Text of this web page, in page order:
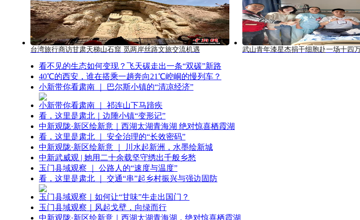
台湾旅行商访甘肃天梯山石窟 觅两岸丝路文旅交流机遇 武山青年漆星杰捐干细胞赴一场十四
看不见的生态如何变现？飞天碳走出一条“双碳”新路
40℃的西安，谁在搭乘一趟奔向21℃崆峒的慢列车？
小新带你看肃南 ｜ 巴尔斯小镇的“清凉经济”
小新带你看肃南 ｜ 祁连山下马蹄疾
看，这里是肃北｜边陲小镇“变形记”
中新观陇·新区绘新意｜西湖太湖青海湖 绝对惊喜栖霞湖
看，这里是肃北 ｜ 安全治理的“长效密码”
中新观陇·新区绘新意 ｜ 川水起新洲，水墨绘新城
中新武威观 | 她用二十余载坚守绣出千般乡愁
玉门县域观察 ｜ 公路人的“速度与温度”
看，这里是肃北 ｜ 交通“串”起乡村振兴与强边固防
玉门县域观察｜如何让“甘味”牛走出国门？
玉门县域观察｜风起戈壁，向绿而行
中新观陇·新区绘新意｜西湖太湖青海湖，绝对惊喜栖霞湖